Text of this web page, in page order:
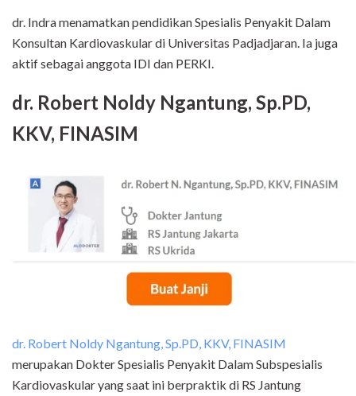
dr. Indra menamatkan pendidikan Spesialis Penyakit Dalam
Konsultan Kardiovaskular di Universitas Padjadjaran. Ia juga
aktif sebagai anggota IDI dan PERKI.
dr. Robert Noldy Ngantung, Sp.PD,
KKV, FINASIM
dr. Robert Noldy Ngantung, Sp.PD, KKV, FINASIM
merupakan Dokter Spesialis Penyakit Dalam Subspesialis
Kardiovaskular yang saat ini berpraktik di RS Jantung